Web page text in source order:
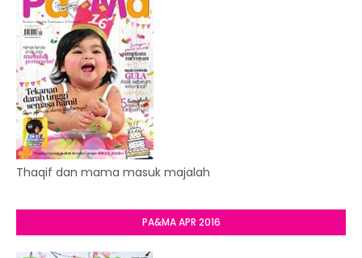
Thaqif dan mama masuk majalah
PA&MA APR 2016